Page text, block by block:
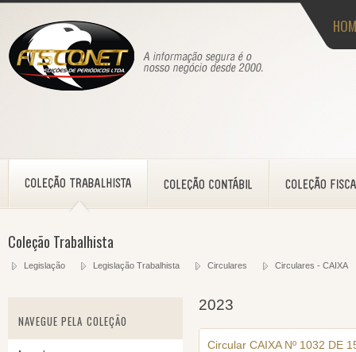
Coleção Trabalhista
Legislação Legislação Trabalhista Circulares Circulares - CAIXA
NAVEGUE PELA COLEÇÃO
2023
Circular CAIXA Nº 1032 DE